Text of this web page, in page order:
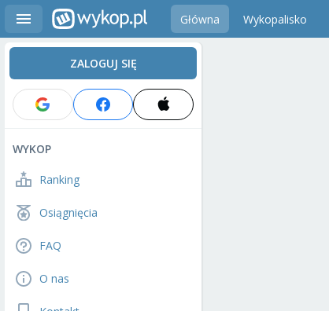
Główna Wykopalisko
ZALOGUJ SIĘ
WYKOP
Ranking
Osiągnięcia
FAQ
O nas